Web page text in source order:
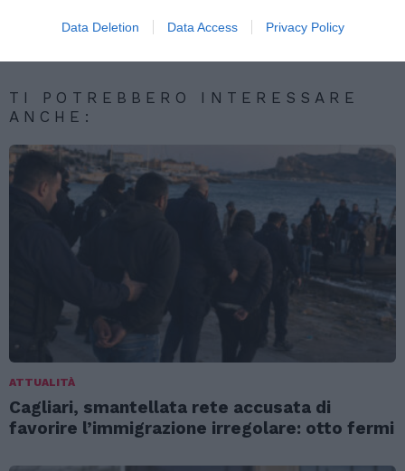
Data Deletion Data Access Privacy Policy
immigrati”
TI POTREBBERO INTERESSARE
ANCHE:
ATTUALITÀ
Cagliari, smantellata rete accusata di
favorire l’immigrazione irregolare: otto fermi